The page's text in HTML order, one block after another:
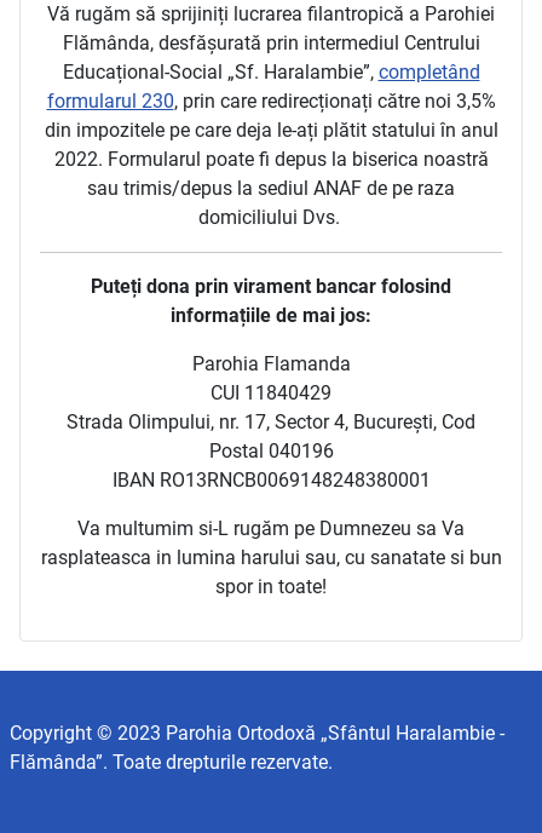
Vă rugăm să sprijiniți lucrarea filantropică a Parohiei
Flămânda, desfășurată prin intermediul Centrului
Educațional-Social „Sf. Haralambie”, completând
formularul 230, prin care redirecționați către noi 3,5%
din impozitele pe care deja le-ați plătit statului în anul
2022. Formularul poate fi depus la biserica noastră
sau trimis/depus la sediul ANAF de pe raza
domiciliului Dvs.
Puteți dona prin virament bancar folosind
informațiile de mai jos:
Parohia Flamanda
CUI 11840429
Strada Olimpului, nr. 17, Sector 4, București, Cod
Postal 040196
IBAN RO13RNCB0069148248380001
Va multumim si-L rugăm pe Dumnezeu sa Va
rasplateasca in lumina harului sau, cu sanatate si bun
spor in toate!
Copyright © 2023 Parohia Ortodoxă „Sfântul Haralambie -
Flămânda”. Toate drepturile rezervate.